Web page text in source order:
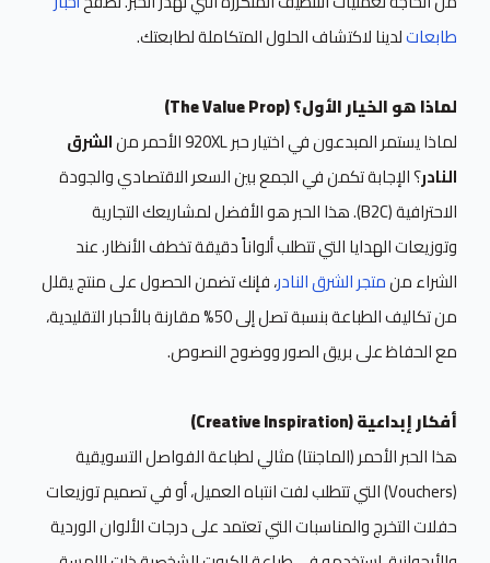
طابعاتلدينا لاكتشاف الحلول المتكاملة لطابعتك.
لماذا هو الخيار الأول؟ (The Value Prop)
لماذا يستمر المبدعون في اختيار حبر 920XL الأحمر من
الشرق
النادر؟ الإجابة تكمن في الجمع بين السعر الاقتصادي والجودة
الاحترافية (B2C). هذا الحبر هو الأفضل لمشاريعك التجارية
وتوزيعات الهدايا التي تتطلب ألواناً دقيقة تخطف الأنظار. عند
الشراء منمتجر الشرق النادر، فإنك تضمن الحصول على منتج يقلل
من تكاليف الطباعة بنسبة تصل إلى 50% مقارنة بالأحبار التقليدية،
مع الحفاظ على بريق الصور ووضوح النصوص.
أفكار إبداعية (Creative Inspiration)
هذا الحبر الأحمر (الماجنتا) مثالي لطباعة الفواصل التسويقية
(Vouchers) التي تتطلب لفت انتباه العميل، أو في تصميم توزيعات
حفلات التخرج والمناسبات التي تعتمد على درجات الألوان الوردية